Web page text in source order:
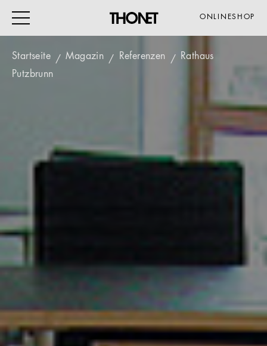
ONLINESHOP
VERANSTALTUNG
GASTRO & HOTEL
Magazin
Unternehmen
Startseite Magazin Referenzen
Rathaus
Putzbrunn